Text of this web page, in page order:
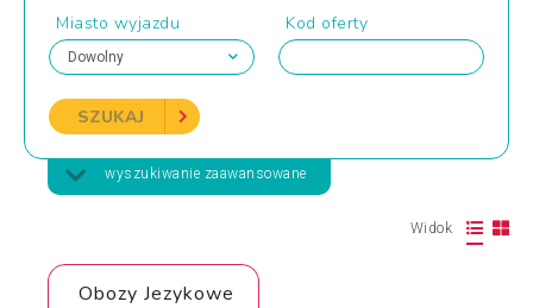
Miasto wyjazdu Kod oferty
SZUKAJ
wyszukiwanie zaawansowane
Widok
Obozy Jezykowe